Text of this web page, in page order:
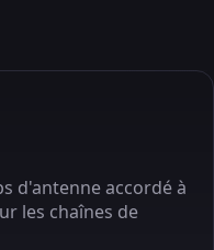
d'antenne accordé à
les chaînes de